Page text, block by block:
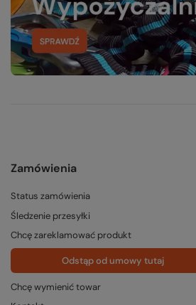
Zamówienia
Status zamówienia
Śledzenie przesyłki
Chcę zareklamować produkt
Odstąp od umowy tutaj
Chcę wymienić towar